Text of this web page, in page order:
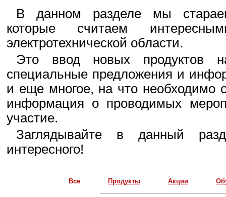
В данном разделе мы
которые считаем
электротехнической области.
Это ввод новых продуктов
специальные предложения и
и еще многое, на что необходимо
информация о проводимых
участие.
Заглядывайте в данный
интересного!
Все Продукты Акции